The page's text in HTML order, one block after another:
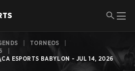
TORNEOS
ESPORTS BABYLON - JUL 14, 2026